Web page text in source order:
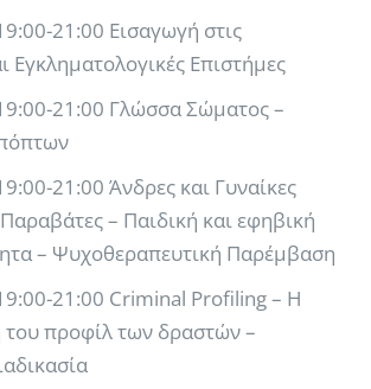
21:00 Εισαγωγή στις
Εγκληματολογικές Επιστήμες
21:00 Γλώσσα Σώματος –
21:00 Άνδρες και Γυναίκες
– Παιδική και εφηβική
– Ψυχοθεραπευτική Παρέμβαση
21:00 Criminal Profiling – Η
προφίλ των δραστών –